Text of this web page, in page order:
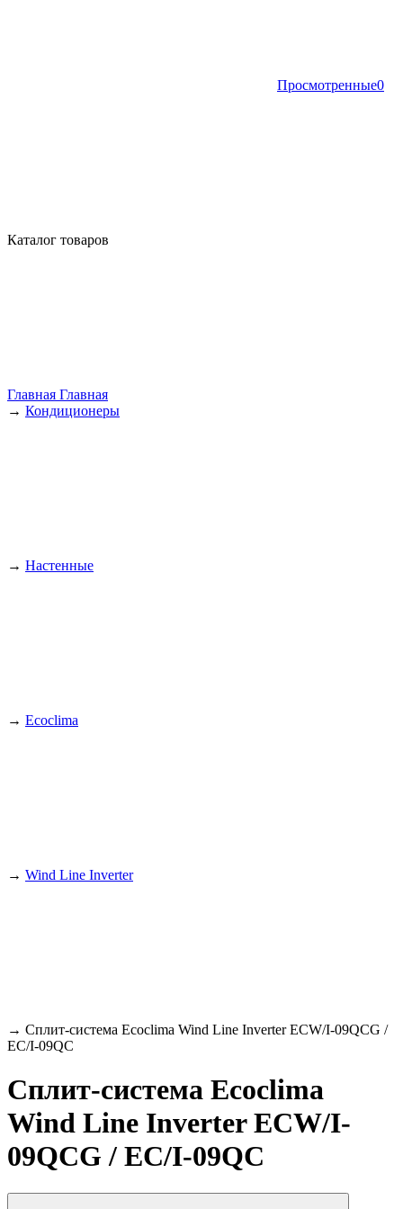
Просмотренные0
Каталог товаров
Главная Главная
→ Кондиционеры
→ Настенные
→ Ecoclima
→ Wind Line Inverter
→ Сплит-система Ecoclima Wind Line Inverter ECW/I-09QCG /
EC/I-09QC
Сплит-система Ecoclima
Wind Line Inverter ECW/I-
09QCG / EC/I-09QC